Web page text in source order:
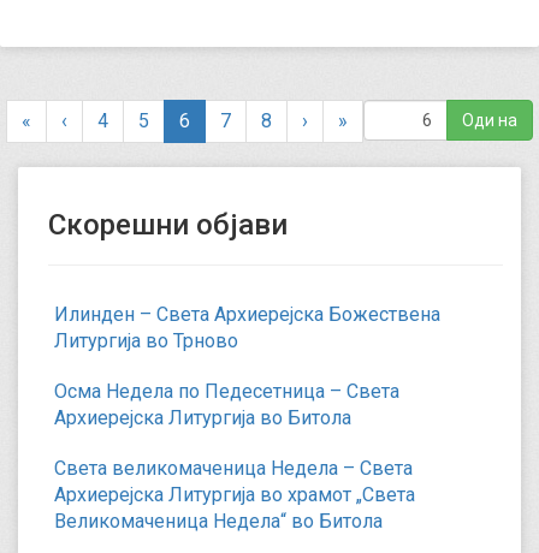
« ‹ 4 5 6(
c
u
t
)
7 8 › »
Скорешни објави
Илинден – Света Архиерејска Божествена
Литургија во Трново
Осма Недела по Педесетница – Света
Архиерејска Литургија во Битола
Света великомаченица Недела – Света
Архиерејска Литургија во храмот „Света
Великомаченица Недела“ во Битола